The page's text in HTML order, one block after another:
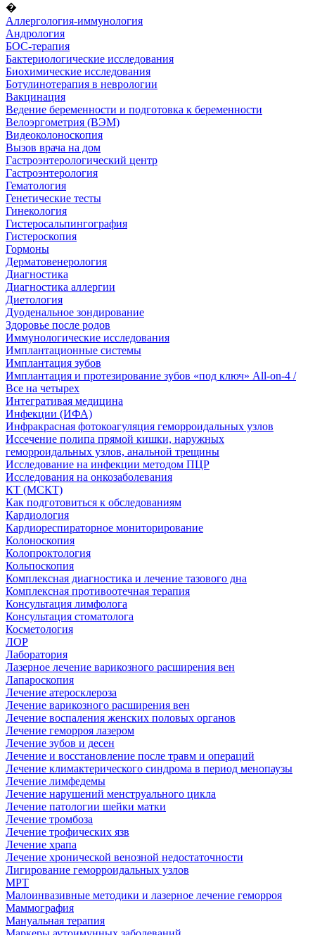
�
Аллергология-иммунология
Андрология
БОС-терапия
Бактериологические исследования
Биохимические исследования
Ботулинотерапия в неврологии
Вакцинация
Ведение беременности и подготовка к беременности
Велоэргометрия (ВЭМ)
Видеоколоноскопия
Вызов врача на дом
Гастроэнтерологический центр
Гастроэнтерология
Гематология
Генетические тесты
Гинекология
Гистеросальпингография
Гистероскопия
Гормоны
Дерматовенерология
Диагностика
Диагностика аллергии
Диетология
Дуоденальное зондирование
Здоровье после родов
Иммунологические исследования
Имплантационные системы
Имплантация зубов
Имплантация и протезирование зубов «под ключ» All-on-4 /
Все на четырех
Интегративая медицина
Инфекции (ИФА)
Инфракрасная фотокоагуляция геморроидальных узлов
Иссечение полипа прямой кишки, наружных
геморроидальных узлов, анальной трещины
Исследование на инфекции методом ПЦР
Исследования на онкозаболевания
КТ (МСКТ)
Как подготовиться к обследованиям
Кардиология
Кардиореспираторное мониторирование
Колоноскопия
Колопроктология
Кольпоскопия
Комплексная диагностика и лечение тазового дна
Комплексная противоотечная терапия
Консультация лимфолога
Консультация стоматолога
Косметология
ЛОР
Лаборатория
Лазерное лечение варикозного расширения вен
Лапароскопия
Лечение атеросклероза
Лечение варикозного расширения вен
Лечение воспаления женских половых органов
Лечение геморроя лазером
Лечение зубов и десен
Лечение и восстановление после травм и операций
Лечение климактерического синдрома в период менопаузы
Лечение лимфедемы
Лечение нарушений менструального цикла
Лечение патологии шейки матки
Лечение тромбоза
Лечение трофических язв
Лечение храпа
Лечение хронической венозной недостаточности
Лигирование геморроидальных узлов
МРТ
Малоинвазивные методики и лазерное лечение геморроя
Маммография
Мануальная терапия